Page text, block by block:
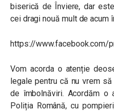
biserică de Înviere, dar
cei dragi nouă mult de acum
https://www.facebook.com/
Vom acorda o atenție
legale pentru că nu vrem
de îmbolnăviri. Acordăm o
Poliția Română, cu